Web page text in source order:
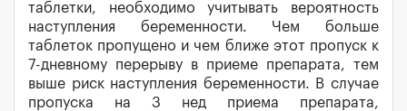
таблетки, необходимо учитывать вероятность
наступления беременности. Чем больше
таблеток пропущено и чем ближе этот пропуск к
7-дневному перерыву в приеме препарата, тем
выше риск наступления беременности. В случае
пропуска на 3 нед приема препарата,